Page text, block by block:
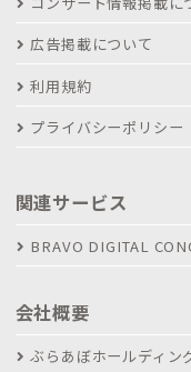
広告掲載について
利用規約
プライバシーポリシー
関連サービス
BRAVO DIGITAL
会社概要
ぶらあぼホールディン